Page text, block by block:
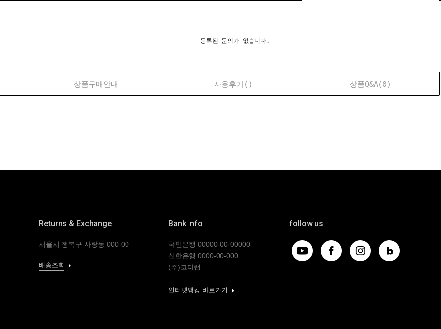
등록된 문의가 없습니다.
상품구매안내 사용후기() 상품Q&A(0)
Returns & Exchange
서울시 행복구 사랑동 000-00
배송조회
Bank info
국민은행 00000-00-00000
신한은행 0000-00-000
(주)코디랩
인터넷뱅킹 바로가기
follow us